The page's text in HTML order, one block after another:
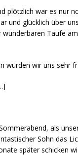
plötzlich war es nur
und glücklich über
wunderbaren Taufe
würden wir uns sehr
als
Sohn das
später schicken